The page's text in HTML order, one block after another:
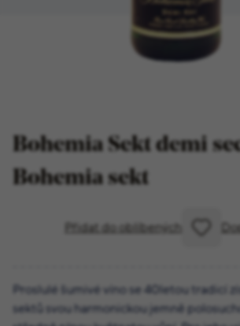
Bohemia Sekt demi
Bohemia sekt
Přidat do oblíbených
Proslulé šumivé víno se 40letou tradicí
sektů svou harmonickou jemně